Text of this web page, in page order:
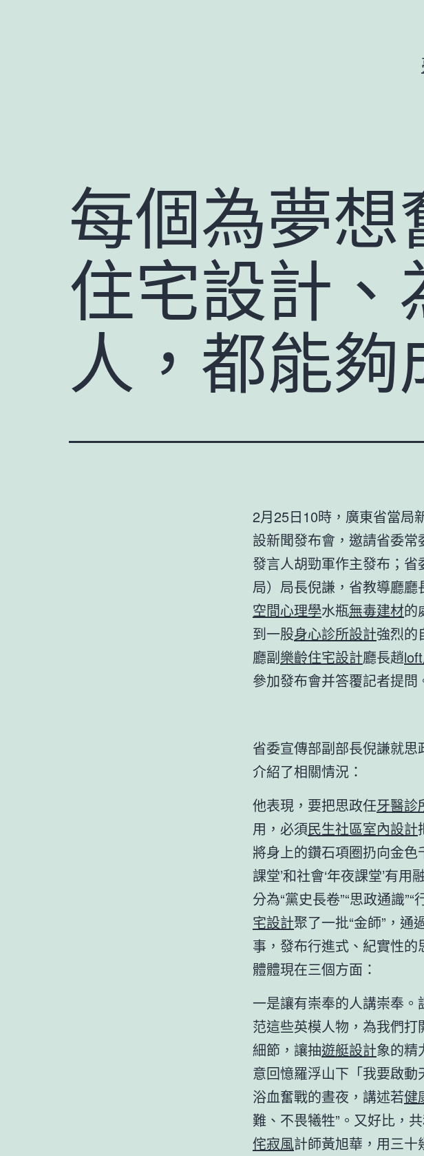
每個為夢想
住宅設計、
人，都能夠
2月25日10時，廣東省當局
設新聞發布會，邀請省委
發言人胡勁軍作主發布；
局）局長倪謙，省教導廳
空間心理學水瓶無毒建材的
到一股身心診所設計強烈的
廳副樂齡住宅設計廳長趙
參加發布會并答覆記者提問
省委宣傳部副部長倪謙就思
介紹了相關情況：
他表現，要把思政任牙醫診
用，必須民生社區室內設計
將身上的鑽石項圈扔向金色
課堂’和社會‘年夜課堂’有
分為“黨史長卷”“思政通識
宅設計聚了一批“金師”，
事，發布行進式、紀實性的
體體現在三個方面：
一是讓有崇奉的人講崇奉
范這些英模人物，為我們
細節，讓抽遊艇設計象的精
意回憶羅浮山下「我要啟動
浴血奮戰的晝夜，講述若健
難、不畏犧牲”。又好比，
侘寂風計師黃旭華，用三十